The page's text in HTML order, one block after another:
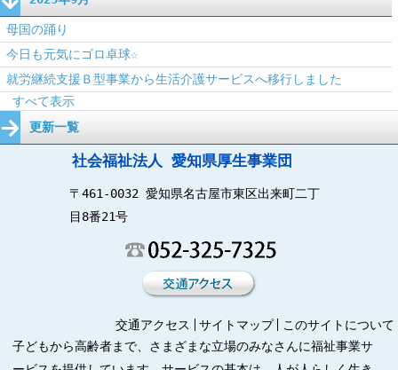
母国の踊り
今日も元気にゴロ卓球☆
就労継続支援Ｂ型事業から生活介護サービスへ移行しました
すべて表示
更新一覧
社会福祉法人 愛知県厚生事業団
〒461-0032 愛知県名古屋市東区出来町二丁
目8番21号
交通アクセス サイトマップ
このサイトについて
子どもから高齢者まで、さまざまな立場のみなさんに福祉事業サ